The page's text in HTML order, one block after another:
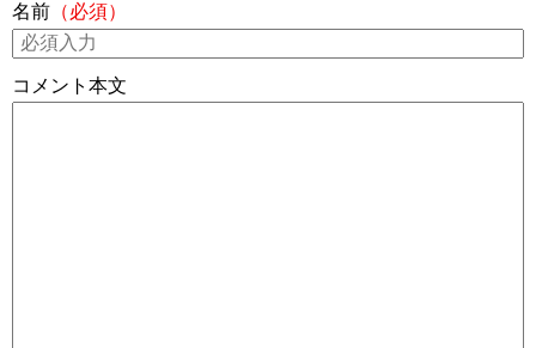
名前 （必須）
コメント本文